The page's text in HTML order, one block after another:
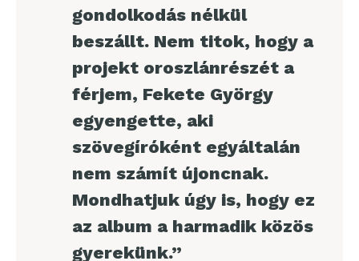
gondolkodás nélkül
beszállt. Nem titok, hogy a
projekt oroszlánrészét a
férjem, Fekete György
egyengette, aki
szövegíróként egyáltalán
nem számít újoncnak.
Mondhatjuk úgy is, hogy ez
az album a harmadik közös
gyerekünk.”